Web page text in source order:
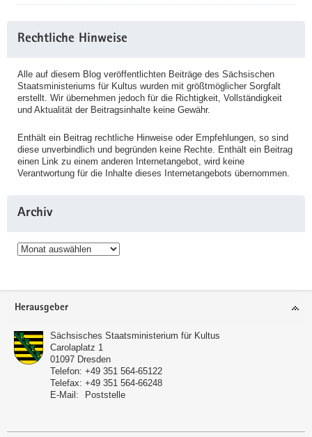
Rechtliche Hinweise
Alle auf diesem Blog veröffentlichten Beiträge des Sächsischen
Staatsministeriums für Kultus wurden mit größtmöglicher Sorgfalt
erstellt. Wir übernehmen jedoch für die Richtigkeit, Vollständigkeit
und Aktualität der Beitragsinhalte keine Gewähr.
Enthält ein Beitrag rechtliche Hinweise oder Empfehlungen, so sind
diese unverbindlich und begründen keine Rechte. Enthält ein Beitrag
einen Link zu einem anderen Internetangebot, wird keine
Verantwortung für die Inhalte dieses Internetangebots übernommen.
Archiv
Archiv
Service
Herausgeber
Sächsisches Staatsministerium für Kultus
Carolaplatz 1
01097 Dresden
Telefon: +49 351 564-65122
Telefax: +49 351 564-66248
E-Mail:
Poststelle